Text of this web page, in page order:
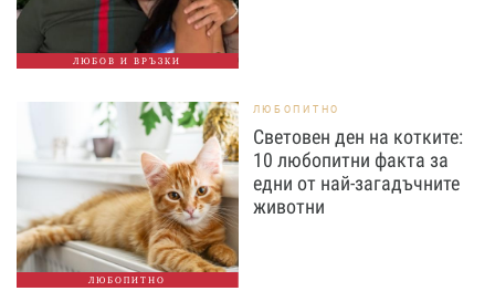
ЛЮБОВ И ВРЪЗКИ
ЛЮБОПИТНО
ЛЮБОПИТНО
Световен ден на котките:
10 любопитни факта за
едни от най-загадъчните
животни